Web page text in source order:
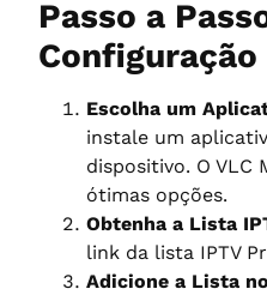
Passo a
Configuração
Escolha um
instale um
dispositivo. O VLC
ótimas opções.
Obtenha a Lista
link da lista IPTV
Adicione a Lista